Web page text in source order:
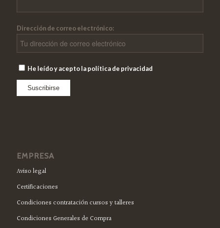
Dirección de correo electrónico:
He leído y acepto la política de privacidad
EMPRESA
Aviso legal
Certificaciones
Condiciones contratación cursos y talleres
Condiciones Generales de Compra